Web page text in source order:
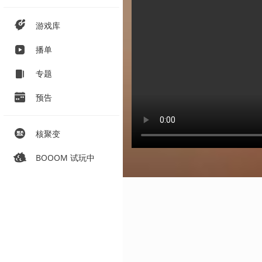
游戏库
播单
专题
预告
核聚变
BOOOM 试玩中